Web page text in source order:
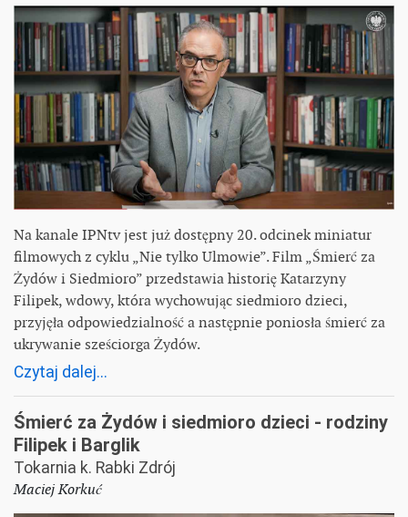
Na kanale IPNtv jest już dostępny 20. odcinek miniatur
filmowych z cyklu „Nie tylko Ulmowie”. Film „Śmierć za
Żydów i Siedmioro” przedstawia historię Katarzyny
Filipek, wdowy, która wychowując siedmioro dzieci,
przyjęła odpowiedzialność a następnie poniosła śmierć za
ukrywanie sześciorga Żydów.
Czytaj dalej...
Śmierć za Żydów i siedmioro dzieci - rodziny
Filipek i Barglik
Tokarnia k. Rabki Zdrój
Maciej Korkuć